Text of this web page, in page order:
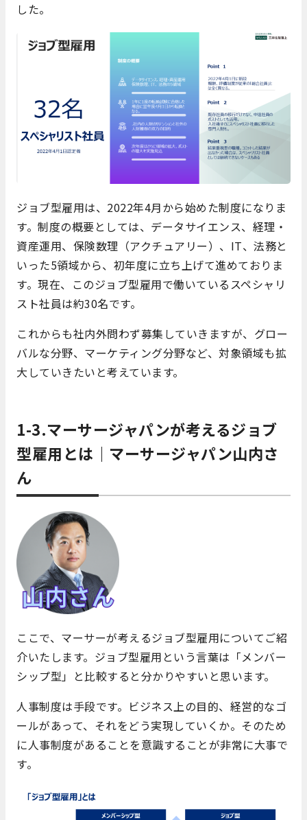
した。
ジョブ型雇用は、2022年4月から始めた制度になりま
す。制度の概要としては、データサイエンス、経理・
資産運用、保険数理（アクチュアリー）、IT、法務と
いった5領域から、初年度に立ち上げて進めておりま
す。現在、このジョブ型雇用で働いているスペシャリ
スト社員は約30名です。
これからも社内外問わず募集していきますが、グロー
バルな分野、マーケティング分野など、対象領域も拡
大していきたいと考えています。
1-3.マーサージャパンが考えるジョブ
型雇用とは｜マーサージャパン山内さ
ん
ここで、マーサーが考えるジョブ型雇用についてご紹
介いたします。ジョブ型雇用という言葉は「メンバー
シップ型」と比較すると分かりやすいと思います。
人事制度は手段です。ビジネス上の目的、経営的なゴ
ールがあって、それをどう実現していくか。そのため
に人事制度があることを意識することが非常に大事で
す。